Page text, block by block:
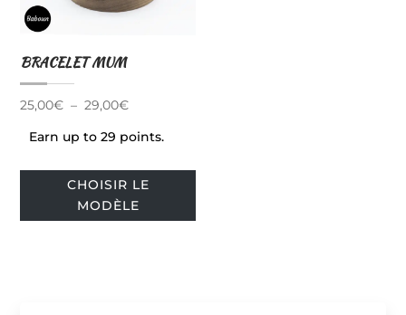
BRACELET MUM
25,00€ – 29,00€Plage
de
25,00€
à
29,00€
Earn up to 29 points.
CHOISIR LE
MODÈLE
Ce